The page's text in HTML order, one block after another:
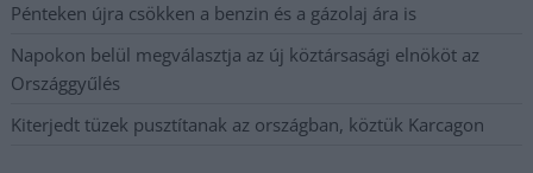
Pénteken újra csökken a benzin és a gázolaj ára is
Napokon belül megválasztja az új köztársasági elnököt az
Országgyűlés
Kiterjedt tüzek pusztítanak az országban, köztük Karcagon